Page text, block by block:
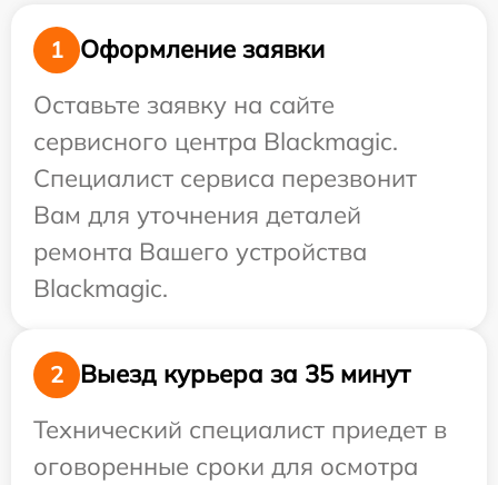
1
Оформление заявки
Оставьте заявку на сайте
сервисного центра Blackmagic.
Специалист сервиса перезвонит
Вам для уточнения деталей
ремонта Вашего устройства
Blackmagic.
2
Выезд курьера за 35 минут
Технический специалист приедет в
оговоренные сроки для осмотра